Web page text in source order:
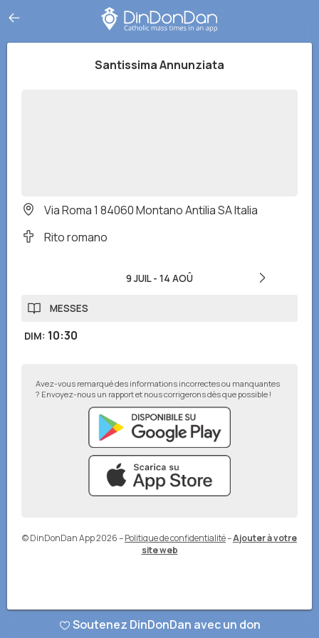
Santissima Annunziata
Via Roma 1 84060 Montano Antilia SA Italia
Rito romano
9 JUIL- 14 AOÛ
MESSES
DIM: 10:30
Avez-vous remarqué des informations incorrectes ou manquantes
? Envoyez-nous un rapport et nous corrigerons dès que possible !
© DinDonDan App 2026–Politique de confidentialité–Ajouter à votre
site web
Soutenez DinDonDan avec un don